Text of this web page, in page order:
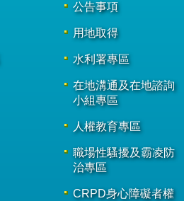
公告事項
用地取得
水利署專區
在地溝通及在地諮詢
小組專區
人權教育專區
職場性騷擾及霸凌防
治專區
CRPD身心障礙者權